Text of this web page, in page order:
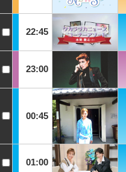
22:45
23:00
00:45
01:00